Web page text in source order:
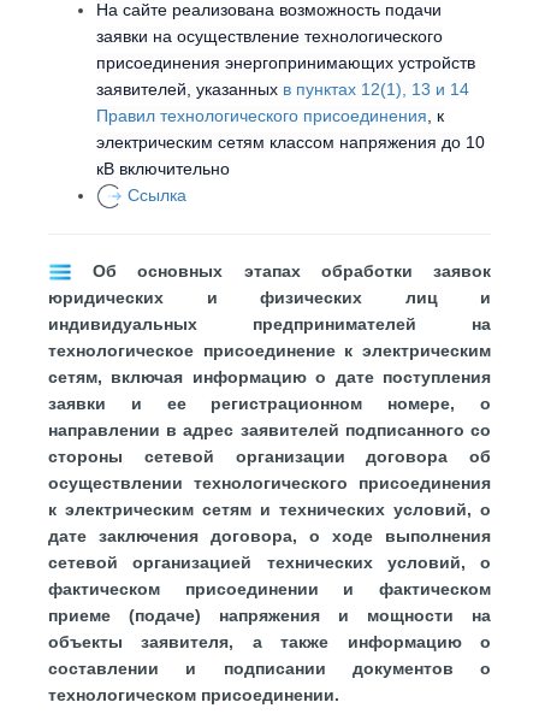
На сайте реализована возможность подачи
заявки на осуществление технологического
присоединения энергопринимающих устройств
заявителей, указанных в пунктах 12(1), 13 и 14
Правил технологического присоединения , к
электрическим сетям классом напряжения до 10
кВ включительно
Ссылка
Об основных этапах обработки заявок
юридических и физических лиц и
индивидуальных предпринимателей на
технологическое присоединение к электрическим
сетям, включая информацию о дате поступления
заявки и ее регистрационном номере, о
направлении в адрес заявителей подписанного со
стороны сетевой организации договора об
осуществлении технологического присоединения
к электрическим сетям и технических условий, о
дате заключения договора, о ходе выполнения
сетевой организацией технических условий, о
фактическом присоединении и фактическом
приеме (подаче) напряжения и мощности на
объекты заявителя, а также информацию о
составлении и подписании документов о
технологическом присоединении.